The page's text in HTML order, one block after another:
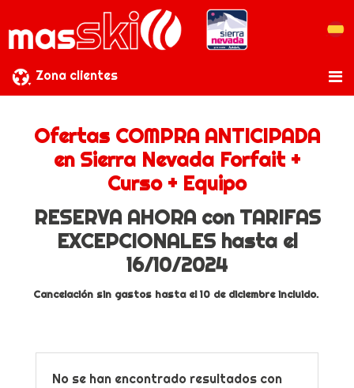
Zona clientes
Ofertas COMPRA ANTICIPADA
en Sierra Nevada Forfait +
Curso + Equipo
RESERVA AHORA con TARIFAS
EXCEPCIONALES hasta el
16/10/2024
Cancelación sin gastos hasta el 10 de diciembre incluido.
No se han encontrado resultados con